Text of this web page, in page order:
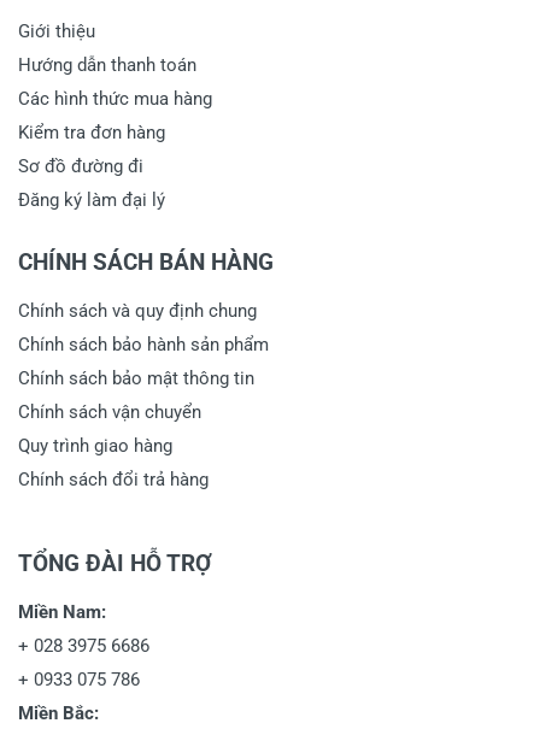
Giới thiệu
Hướng dẫn thanh toán
Các hình thức mua hàng
Kiểm tra đơn hàng
Sơ đồ đường đi
Đăng ký làm đại lý
CHÍNH SÁCH BÁN HÀNG
Chính sách và quy định chung
Chính sách bảo hành sản phẩm
Chính sách bảo mật thông tin
Chính sách vận chuyển
Quy trình giao hàng
Chính sách đổi trả hàng
TỔNG ĐÀI HỖ TRỢ
Miền Nam:
+ 028 3975 6686
+ 0933 075 786
Miền Bắc: